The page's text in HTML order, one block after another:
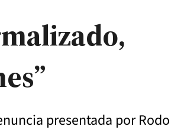
presentada por